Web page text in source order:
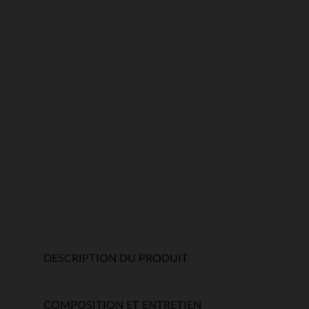
DESCRIPTION DU PRODUIT
COMPOSITION ET ENTRETIEN